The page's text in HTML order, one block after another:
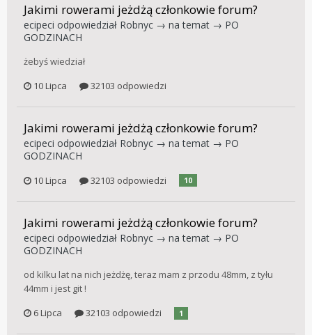
Jakimi rowerami jeżdżą członkowie forum?
ecipeci odpowiedział Robnyc → na temat → PO
GODZINACH
żebyś wiedział
10 Lipca
32103 odpowiedzi
Jakimi rowerami jeżdżą członkowie forum?
ecipeci odpowiedział Robnyc → na temat → PO
GODZINACH
10 Lipca 32103 odpowiedzi 10
Jakimi rowerami jeżdżą członkowie forum?
ecipeci odpowiedział Robnyc → na temat → PO
GODZINACH
od kilku lat na nich jeżdżę, teraz mam z przodu 48mm, z tyłu
44mm i jest git !
6 Lipca
32103 odpowiedzi 1